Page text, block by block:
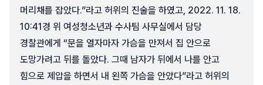
머리채를 잡았다.”라고 허위의 진술을 하였고, 2022. 11. 18.
10:41경 위 여성청소년과 수사팀 사무실에서 담당
경찰관에게 “문을 열자마자 가슴을 만져서 집 안으로
도망가려고 뒤를 돌았다. 그때 남자가 뒤에서 나를 안고
힘으로 제압을 하면서 내 왼쪽 가슴을 안았다”라고 허위의